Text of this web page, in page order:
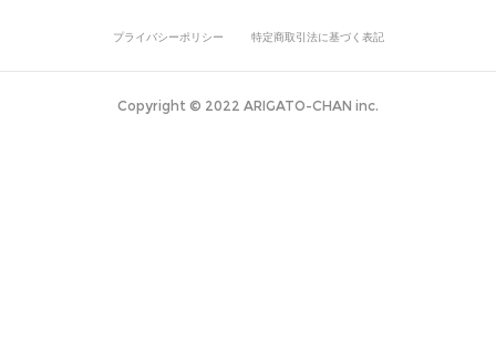
プライバシーポリシー 特定商取引法に基づく表記
Copyright © 2022 ARIGATO-CHAN inc.